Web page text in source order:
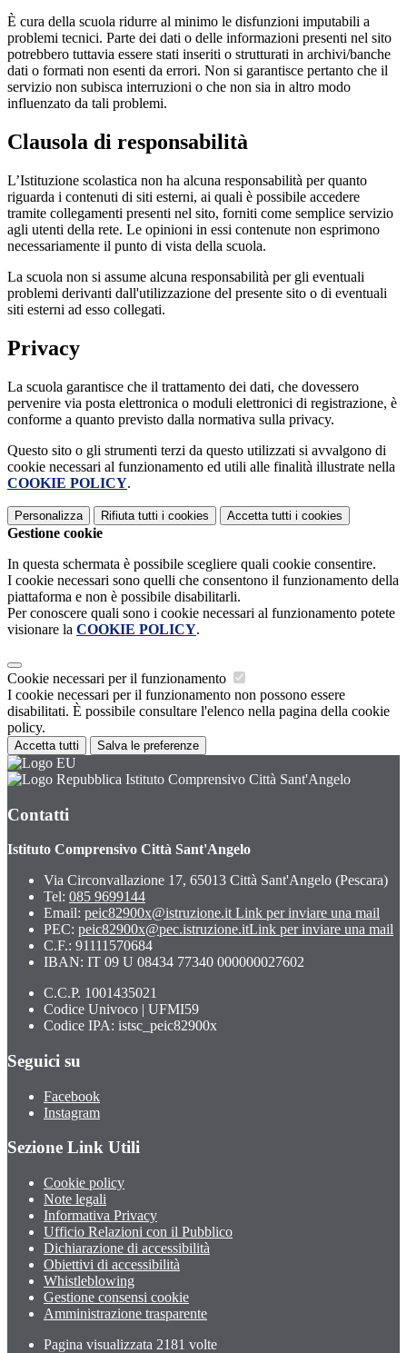
È cura della scuola ridurre al minimo le disfunzioni imputabili a
problemi tecnici. Parte dei dati o delle informazioni presenti nel sito
potrebbero tuttavia essere stati inseriti o strutturati in archivi/banche
dati o formati non esenti da errori. Non si garantisce pertanto che il
servizio non subisca interruzioni o che non sia in altro modo
influenzato da tali problemi.
Clausola di responsabilità
L’Istituzione scolastica non ha alcuna responsabilità per quanto
riguarda i contenuti di siti esterni, ai quali è possibile accedere
tramite collegamenti presenti nel sito, forniti come semplice servizio
agli utenti della rete. Le opinioni in essi contenute non esprimono
necessariamente il punto di vista della scuola.
La scuola non si assume alcuna responsabilità per gli eventuali
problemi derivanti dall'utilizzazione del presente sito o di eventuali
siti esterni ad esso collegati.
Privacy
La scuola garantisce che il trattamento dei dati, che dovessero
pervenire via posta elettronica o moduli elettronici di registrazione, è
conforme a quanto previsto dalla normativa sulla privacy.
Questo sito o gli strumenti terzi da questo utilizzati si avvalgono di
cookie necessari al funzionamento ed utili alle finalità illustrate nella
COOKIE POLICY.
Personalizza Rifiuta tutti i cookies Accetta tutti i cookies
Gestione cookie
In questa schermata è possibile scegliere quali cookie consentire.
I cookie necessari sono quelli che consentono il funzionamento della
piattaforma e non è possibile disabilitarli.
Per conoscere quali sono i cookie necessari al funzionamento potete
visionare la COOKIE POLICY.
Cookie necessari per il funzionamento
I cookie necessari per il funzionamento non possono essere
disabilitati. È possibile consultare l'elenco nella pagina della cookie
policy.
Accetta tutti Salva le preferenze
Istituto Comprensivo Città Sant'Angelo
Contatti
Istituto Comprensivo Città Sant'Angelo
Via Circonvallazione 17, 65013 Città Sant'Angelo (Pescara)
Tel: 085 9699144
Email: peic82900x@istruzione.it Link per inviare una mail
PEC: peic82900x@pec.istruzione.itLink per inviare una mail
C.F.: 91111570684
IBAN: IT 09 U 08434 77340 000000027602
C.C.P. 1001435021
Codice Univoco | UFMI59
Codice IPA: istsc_peic82900x
Seguici su
Facebook
Instagram
Sezione Link Utili
Cookie policy
Note legali
Informativa Privacy
Ufficio Relazioni con il Pubblico
Dichiarazione di accessibilità
Obiettivi di accessibilità
Whistleblowing
Gestione consensi cookie
Amministrazione trasparente
Pagina visualizzata 2181 volte